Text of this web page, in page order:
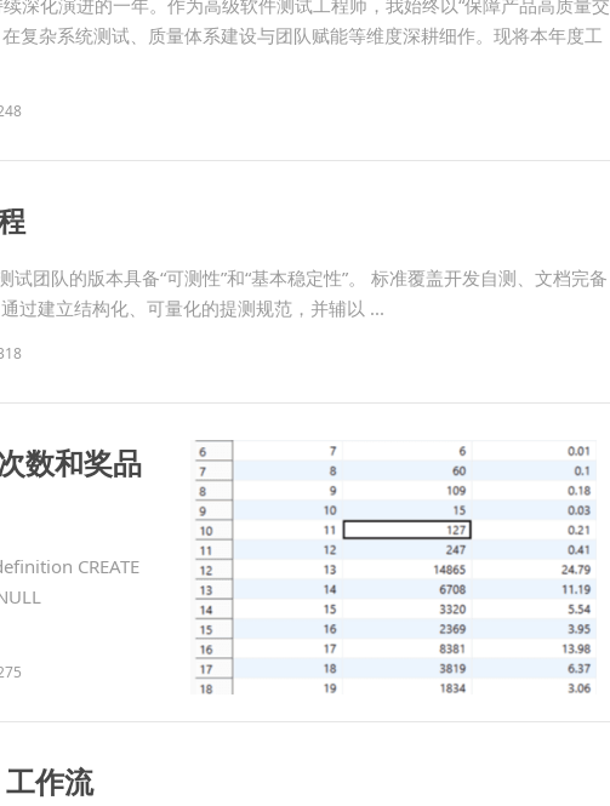
深化演进的一年。作为高级软件测试工程师，我始终以“保障产品高质量交
复杂系统测试、质量体系建设与团队赋能等维度深耕细作。现将本年度工
团队的版本具备“可测性”和“基本稳定性”。 标准覆盖开发自测、文档完备
过建立结构化、可量化的提测规范，并辅以 ...
数和奖品
CREATE
作流